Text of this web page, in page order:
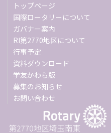
トップページ
国際ロータリーについて
ガバナー案内
RI第2770地区について
行事予定
資料ダウンロード
学友かわら版
募集のお知らせ
お問い合わせ